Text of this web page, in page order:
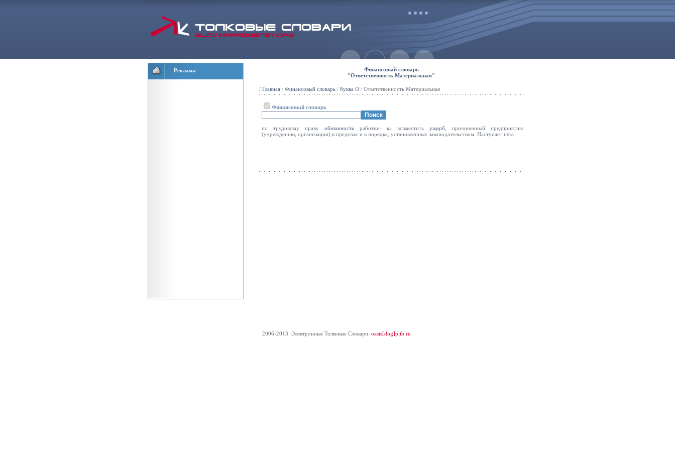
Реклама
Финансовый словарь
"Ответственность Материальная"
/ Главная / Финансовый словарь / буква О / Ответственность Материальная
Финансовый словарь
по трудовому праву обязанностьработни- ка возместитьущерб , причиненный предприятию
(учреждению, организации),в пределах и в порядке, установленных законодательством. Наступает неза
2006-2013. Электронные Толковые Cловари. oasis[dog]plib.ru